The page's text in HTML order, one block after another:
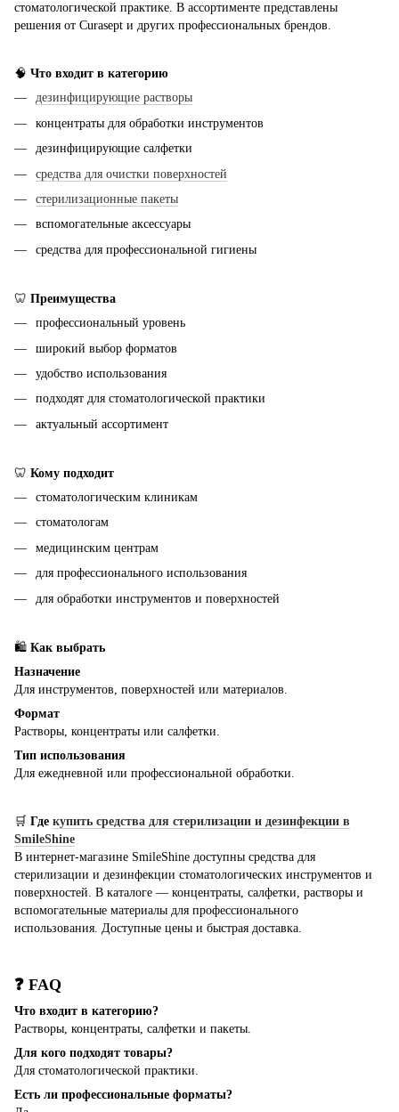
стоматологической практике. В ассортименте представлены
решения от Curasept и других профессиональных брендов.
🧠 Что входит в категорию
дезинфицирующие растворы
концентраты для обработки инструментов
дезинфицирующие салфетки
средства для очистки поверхностей
стерилизационные пакеты
вспомогательные аксессуары
средства для профессиональной гигиены
🦷 Преимущества
профессиональный уровень
широкий выбор форматов
удобство использования
подходят для стоматологической практики
актуальный ассортимент
🦷 Кому подходит
стоматологическим клиникам
стоматологам
медицинским центрам
для профессионального использования
для обработки инструментов и поверхностей
🛍 Как выбрать
Назначение
Для инструментов, поверхностей или материалов.
Формат
Растворы, концентраты или салфетки.
Тип использования
Для ежедневной или профессиональной обработки.
🛒 Где купить средства для стерилизации и дезинфекции в
SmileShine
В интернет-магазине SmileShine доступны средства для
стерилизации и дезинфекции стоматологических инструментов и
поверхностей. В каталоге — концентраты, салфетки, растворы и
вспомогательные материалы для профессионального
использования. Доступные цены и быстрая доставка.
❓ FAQ
Что входит в категорию?
Растворы, концентраты, салфетки и пакеты.
Для кого подходят товары?
Для стоматологической практики.
Есть ли профессиональные форматы?